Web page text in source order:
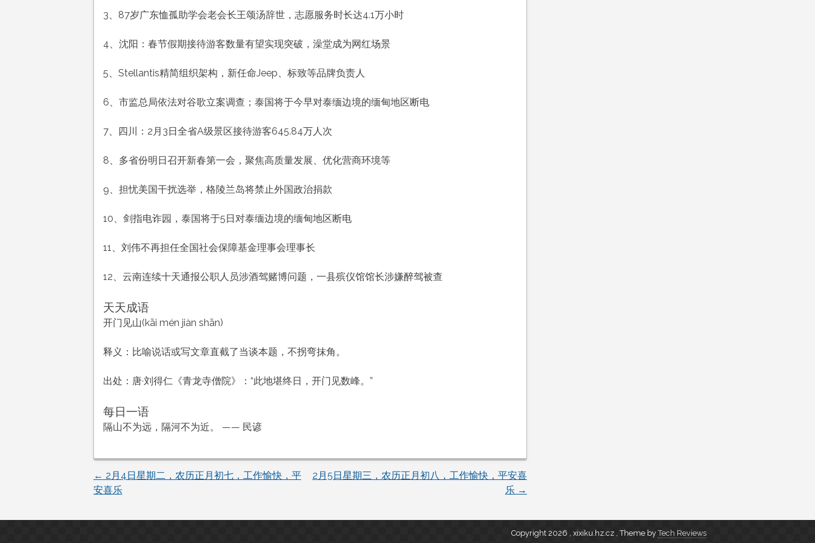
历
月
八，
作
快，
安
乐
3、87岁广东恤孤助学会老会长王颂汤辞世，志愿服务时长达4.1万小时
4、沈阳：春节假期接待游客数量有望实现突破，澡堂成为网红场景
5、Stellantis精简组织架构，新任命Jeep、标致等品牌负责人
6、市监总局依法对谷歌立案调查；泰国将于今早对泰缅边境的缅甸地区断电
7、四川：2月3日全省A级景区接待游客645.84万人次
8、多省份明日召开新春第一会，聚焦高质量发展、优化营商环境等
9、担忧美国干扰选举，格陵兰岛将禁止外国政治捐款
10、剑指电诈园，泰国将于5日对泰缅边境的缅甸地区断电
11、刘伟不再担任全国社会保障基金理事会理事长
12、云南连续十天通报公职人员涉酒驾赌博问题，一县殡仪馆馆长涉嫌醉驾被查
天天成语
开门见山(kāi mén jiàn shān)
释义：比喻说话或写文章直截了当谈本题，不拐弯抹角。
出处：唐·刘得仁《青龙寺僧院》：“此地堪终日，开门见数峰。”
每日一语
隔山不为远，隔河不为近。 —— 民谚
文
← 2月4日星期二，农历正月初七，工作愉快，平
安喜乐
2月5日星期三，农历正月初八，工作愉快，平安喜
乐 →
Copyright 2026 , xixiku.hz.cz ,Theme byTech Reviews